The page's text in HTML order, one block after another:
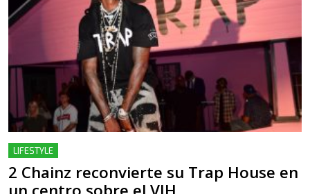
LIFESTYLE
2 Chainz reconvierte su Trap House en